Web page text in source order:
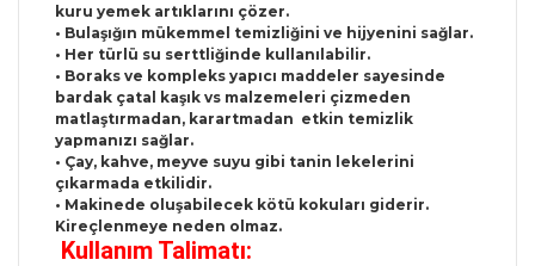
kuru yemek artıklarını çözer.
• Bulaşığın mükemmel temizliğini ve hijyenini sağlar.
• Her türlü su serttliğinde kullanılabilir.
• Boraks ve kompleks yapıcı maddeler sayesinde
bardak çatal kaşık vs malzemeleri çizmeden
matlaştırmadan, karartmadan etkin temizlik
yapmanızı sağlar.
• Çay, kahve, meyve suyu gibi tanin lekelerini
çıkarmada etkilidir.
• Makinede oluşabilecek kötü kokuları giderir.
Kireçlenmeye neden olmaz.
Kullanım Talimatı: